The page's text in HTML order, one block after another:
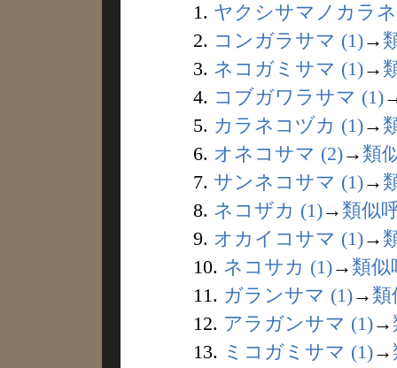
1. ヤクシサマノカラ
2. コンガラサマ (1)→
3. ネコガミサマ (1)→
4. コブガワラサマ (1)
5. カラネコヅカ (1)→
6. オネコサマ (2)→ 類
7. サンネコサマ (1)→
8. ネコザカ (1)→ 類似
9. オカイコサマ (1)→
10. ネコサカ (1)→ 類似
11. ガランサマ (1)→ 類
12. アラガンサマ (1)→
13. ミコガミサマ (1)→